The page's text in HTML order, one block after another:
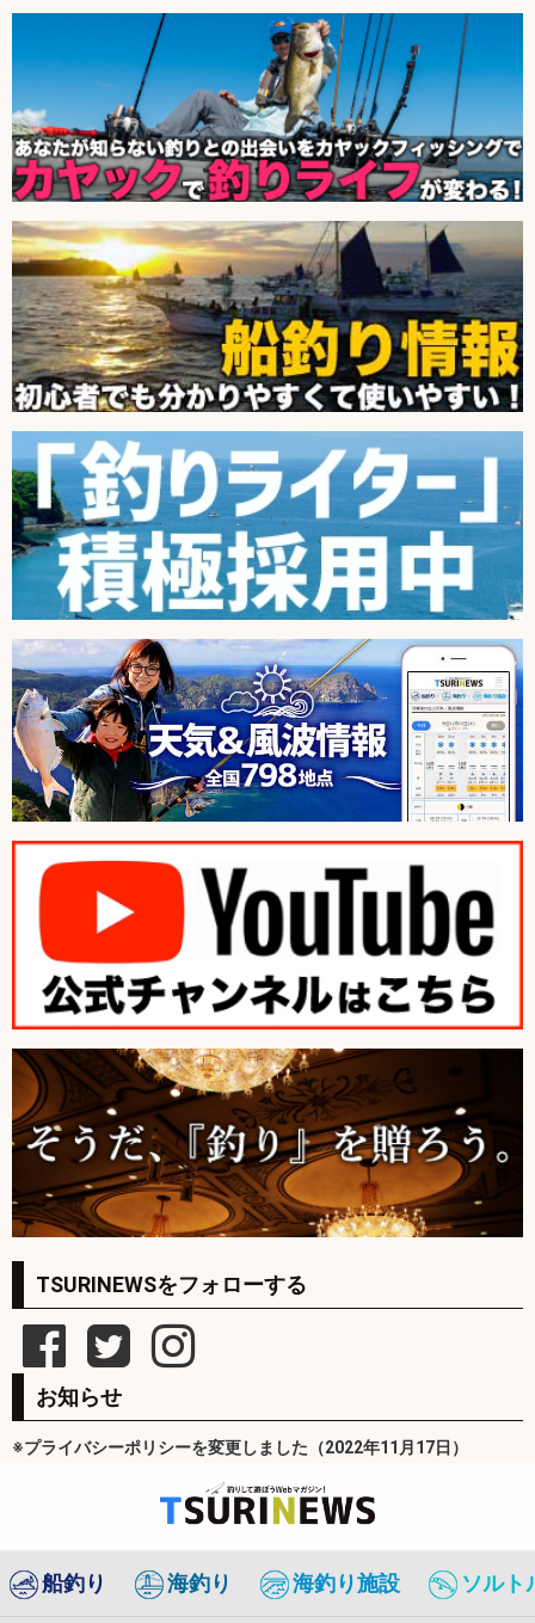
TSURINEWSをフォローする
お知らせ
※プライバシーポリシーを変更しました（2022年11月17日）
船釣り 海釣り 海釣り施設 ソルト